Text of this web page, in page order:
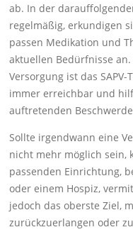
ab. In der
regelmäßig, erkundigen
passen Medikation und
aktuellen Bedürfnisse
Versorgung ist das
immer erreichbar und
auftretenden
Sollte irgendwann eine
nicht mehr möglich sein,
passenden Einrichtung,
oder einem Hospiz,
jedoch das oberste Ziel,
zurückzuerlangen oder